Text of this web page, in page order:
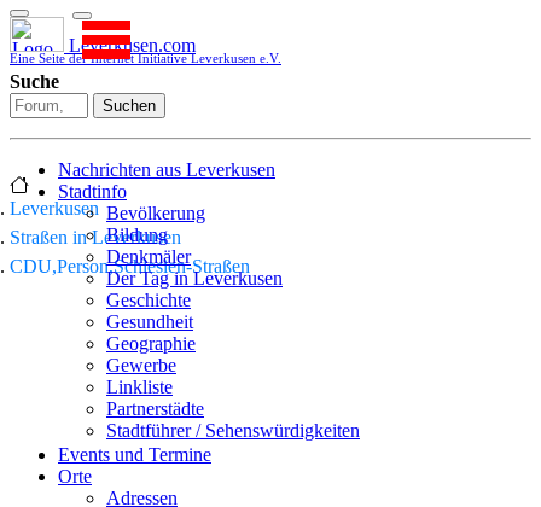
Leverkusen.com
Eine Seite der Internet Initiative Leverkusen e.V.
Suche
Suchen
Nachrichten aus Leverkusen
Stadtinfo
Bevölkerung
Bildung
Denkmäler
Der Tag in Leverkusen
Geschichte
Gesundheit
Geographie
Gewerbe
Linkliste
Partnerstädte
Stadtführer / Sehenswürdigkeiten
Stadtplan
Sport
Events und Termine
Orte
Adressen
Leverkusen
Straßen in Leverkusen
CDU,Person,Schlesien-Straßen